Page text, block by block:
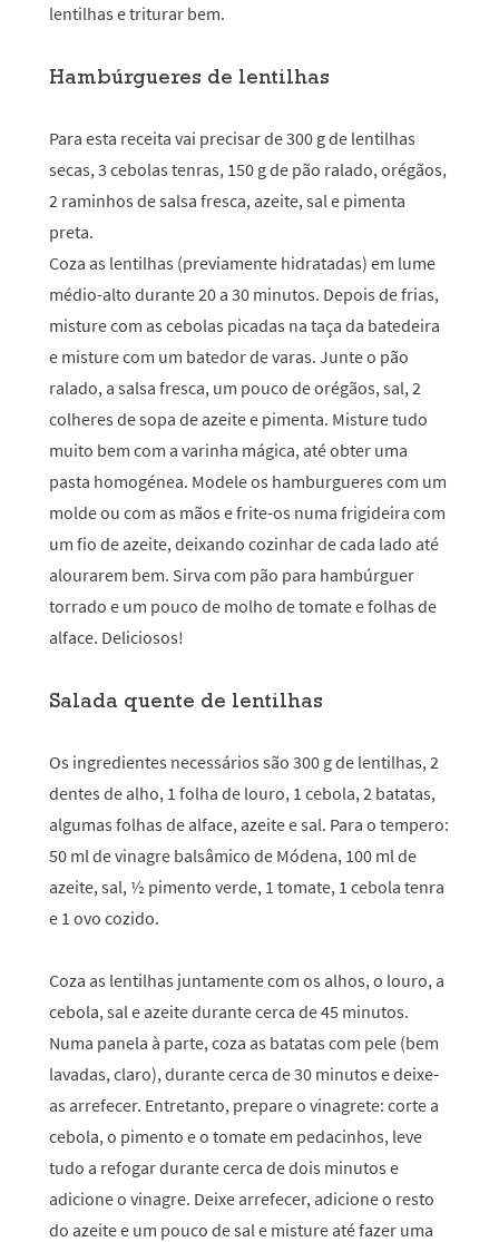
lentilhas e triturar bem.
Hambúrgueres de lentilhas
Para esta receita vai precisar de 300 g de lentilhas
secas, 3 cebolas tenras, 150 g de pão ralado, orégãos,
2 raminhos de salsa fresca, azeite, sal e pimenta
preta.
Coza as lentilhas (previamente hidratadas) em lume
médio-alto durante 20 a 30 minutos. Depois de frias,
misture com as cebolas picadas na taça da batedeira
e misture com um batedor de varas. Junte o pão
ralado, a salsa fresca, um pouco de orégãos, sal, 2
colheres de sopa de azeite e pimenta. Misture tudo
muito bem com a varinha mágica, até obter uma
pasta homogénea. Modele os hamburgueres com um
molde ou com as mãos e frite-os numa frigideira com
um fio de azeite, deixando cozinhar de cada lado até
alourarem bem. Sirva com pão para hambúrguer
torrado e um pouco de molho de tomate e folhas de
alface. Deliciosos!
Salada quente de lentilhas
Os ingredientes necessários são 300 g de lentilhas, 2
dentes de alho, 1 folha de louro, 1 cebola, 2 batatas,
algumas folhas de alface, azeite e sal. Para o tempero:
50 ml de vinagre balsâmico de Módena, 100 ml de
azeite, sal, ½ pimento verde, 1 tomate, 1 cebola tenra
e 1 ovo cozido.
Coza as lentilhas juntamente com os alhos, o louro, a
cebola, sal e azeite durante cerca de 45 minutos.
Numa panela à parte, coza as batatas com pele (bem
lavadas, claro), durante cerca de 30 minutos e deixe-
as arrefecer. Entretanto, prepare o vinagrete: corte a
cebola, o pimento e o tomate em pedacinhos, leve
tudo a refogar durante cerca de dois minutos e
adicione o vinagre. Deixe arrefecer, adicione o resto
do azeite e um pouco de sal e misture até fazer uma